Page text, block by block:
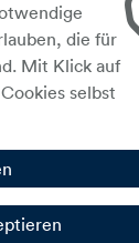
die für
Mit Klick auf
selbst